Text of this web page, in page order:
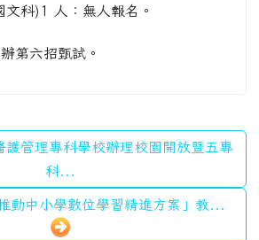
文科)1 人：無人報名。
第六招甄試。
管理專科學校辦理校園開放暨五專
科...
動中小學數位學習精進方案」教...